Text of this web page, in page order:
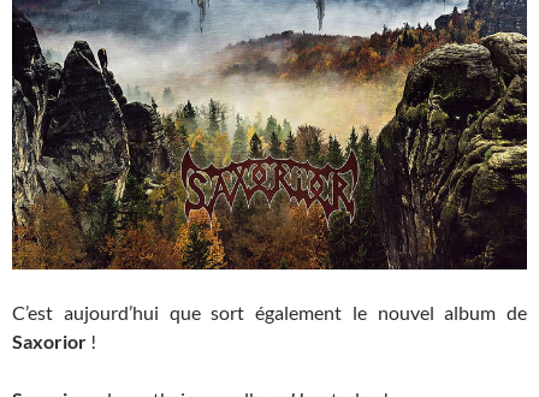
C’est aujourd’hui que sort également le nouvel album de
Saxorior !